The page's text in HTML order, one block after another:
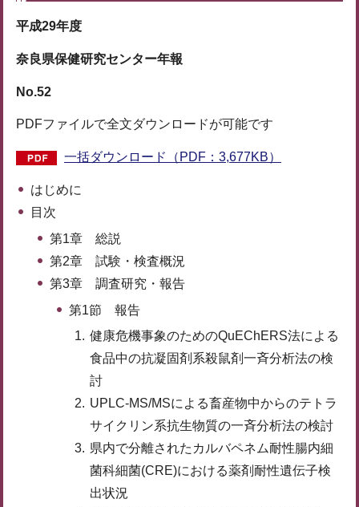
平成29年度
奈良県保健研究センター年報
No.52
PDFファイルで全文ダウンロードが可能です
一括ダウンロード（PDF：3,677KB）
はじめに
目次
第1章 総説
第2章 試験・検査概況
第3章 調査研究・報告
第1節 報告
健康危機事象のためのQuEChERS法による
食品中の抗凝固剤系殺鼠剤一斉分析法の検
討
UPLC-MS/MSによる畜産物中からのテトラ
サイクリン系抗生物質の一斉分析法の検討
県内で分離されたカルバペネム耐性腸内細
菌科細菌(CRE)における薬剤耐性遺伝子検
出状況